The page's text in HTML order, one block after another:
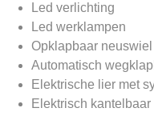
Led verlichting
Led werklampen
Opklapbaar neuswiel
Automatisch
Elektrische lier met
Elektrisch